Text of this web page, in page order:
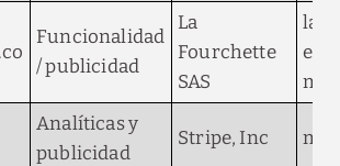
Funcionalidad
/ publicidad
La
Fourchette
SAS
Analíticas y
publicidad
Stripe, Inc